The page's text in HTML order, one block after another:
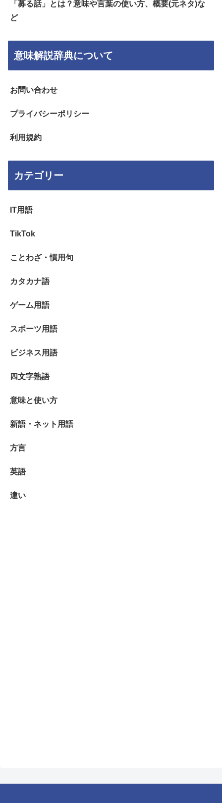
「募る話」とは？意味や言葉の使い方、概要(元ネタ)な
ど
意味解説辞典について
お問い合わせ
プライバシーポリシー
利用規約
カテゴリー
IT用語
TikTok
ことわざ・慣用句
カタカナ語
ゲーム用語
スポーツ用語
ビジネス用語
四文字熟語
意味と使い方
新語・ネット用語
方言
英語
違い